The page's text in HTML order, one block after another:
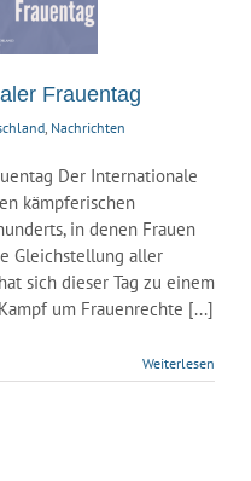
Frauentag
, Nachrichten
Der Internationale
kämpferischen
in denen Frauen
Gleichstellung aller
sich dieser Tag zu einem
um Frauenrechte [...]
Weiterlesen